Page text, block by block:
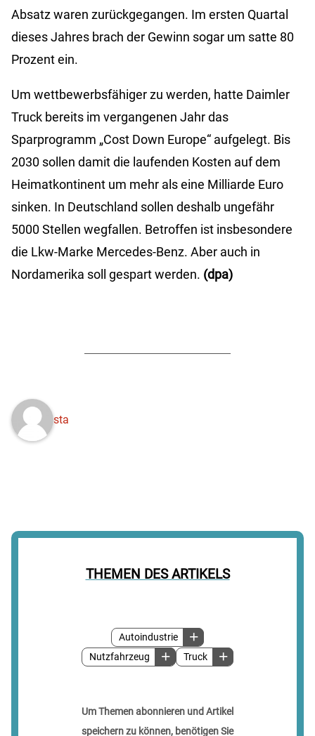
THEMEN DES ARTIKELS
Autoindustrie
Nutzfahrzeug
Truck
Um Themen abonnieren und Artikel
speichern zu können, benötigen Sie
Absatz waren zurückgegangen. Im ersten Quartal
dieses Jahres brach der Gewinn sogar um satte 80
Prozent ein.
Um wettbewerbsfähiger zu werden, hatte Daimler
Truck bereits im vergangenen Jahr das
Sparprogramm „Cost Down Europe“ aufgelegt. Bis
2030 sollen damit die laufenden Kosten auf dem
Heimatkontinent um mehr als eine Milliarde Euro
sinken. In Deutschland sollen deshalb ungefähr
5000 Stellen wegfallen. Betroffen ist insbesondere
die Lkw-Marke Mercedes-Benz. Aber auch in
Nordamerika soll gespart werden. (dpa)
sta